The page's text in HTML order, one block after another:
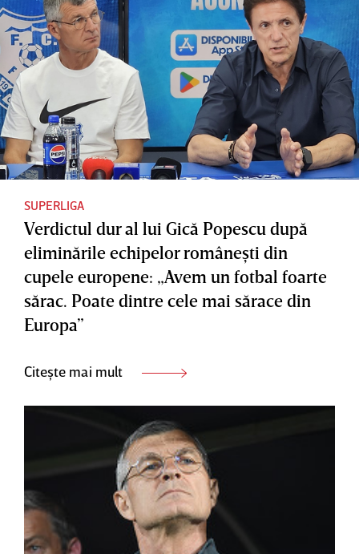
SUPERLIGA
Verdictul dur al lui Gică Popescu după
eliminările echipelor româneşti din
cupele europene: „Avem un fotbal foarte
sărac. Poate dintre cele mai sărace din
Europa”
Citește mai mult